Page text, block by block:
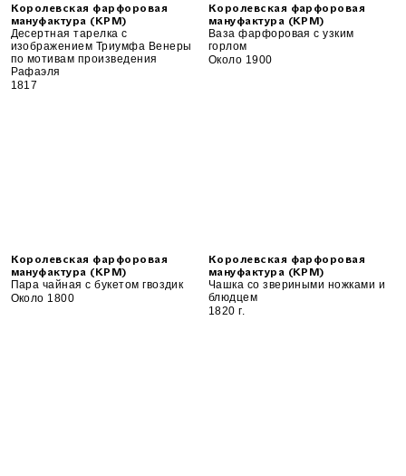
Королевская фарфоровая
мануфактура (KPM)
Десертная тарелка с
изображением Триумфа Венеры
по мотивам произведения
Рафаэля
1817
Королевская фарфоровая
мануфактура (KPM)
Ваза фарфоровая с узким
горлом
Около 1900
Королевская фарфоровая
мануфактура (KPM)
Пара чайная с букетом гвоздик
Около 1800
Королевская фарфоровая
мануфактура (KPM)
Чашка со звериными ножками и
блюдцем
1820 г.